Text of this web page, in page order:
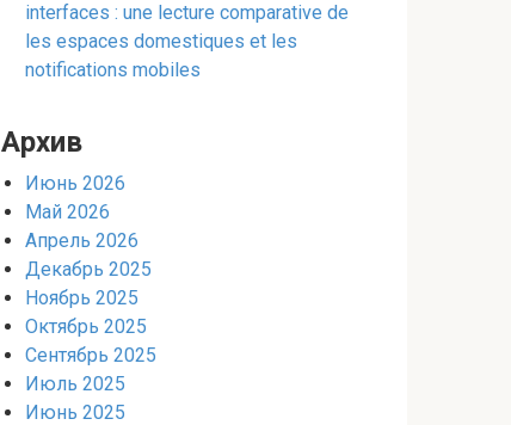
interfaces : une lecture comparative de
les espaces domestiques et les
notifications mobiles
Архив
Июнь 2026
Май 2026
Апрель 2026
Декабрь 2025
Ноябрь 2025
Октябрь 2025
Сентябрь 2025
Июль 2025
Июнь 2025